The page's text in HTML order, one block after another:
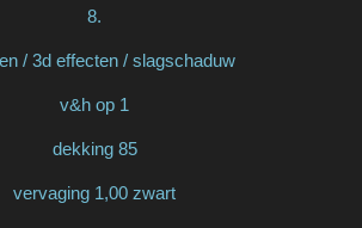
8.
/ 3d effecten / slagschaduw
v&h op 1
dekking 85
vervaging 1,00 zwart